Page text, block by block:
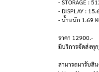
- STORAGE :
- DISPLAY :
- น้ำหนัก 1.69
ราคา 12900.-
มีบริการจัดส่งทุ
สามารถมารับสิ